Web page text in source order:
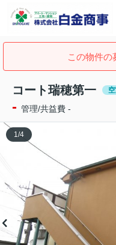
この物件の
コート瑞穂第一
- 管理/共益費 -
1 /4